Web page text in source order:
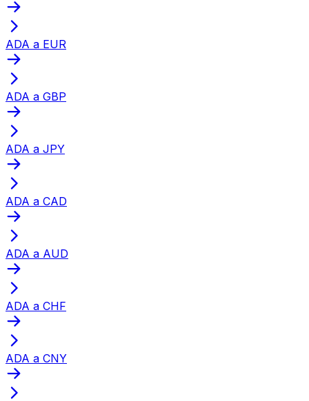
ADA a EUR
ADA a GBP
ADA a JPY
ADA a CAD
ADA a AUD
ADA a CHF
ADA a CNY